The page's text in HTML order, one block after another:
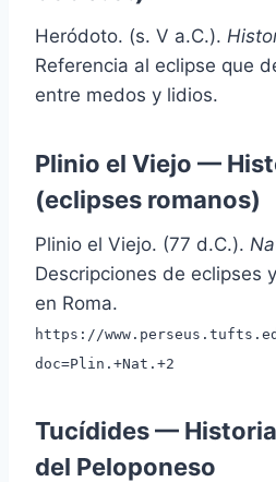
Heródoto. (s. V a.C.).
Referencia al eclipse que
entre medos y lidios.
Plinio el Viejo —
(eclipses romanos)
Plinio el Viejo. (77 d.C.).
Descripciones de eclipses
en Roma.
https://
doc=Plin.+Nat.+2
Tucídides —
del Peloponeso